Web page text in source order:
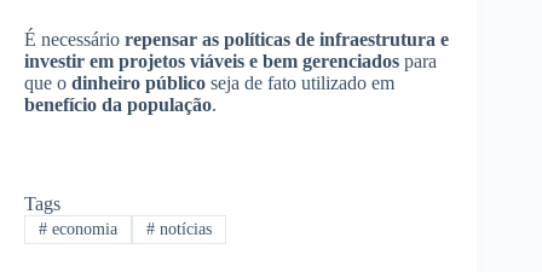
É necessário repensar as políticas de infraestrutura e
investir em projetos viáveis e bem gerenciados para
que o dinheiro público seja de fato utilizado em
benefício da população.
Tags
#economia #notícias